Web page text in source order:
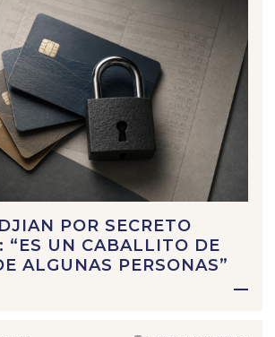
POR SECRETO
“ES UN CABALLITO DE
ALGUNAS PERSONAS”